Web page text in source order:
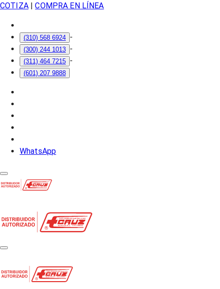
COTIZA| COMPRA EN LÍNEA
(310) 568 6924 -
(300) 244 1013 -
(311) 464 7215 -
(601) 207 9888
WhatsApp